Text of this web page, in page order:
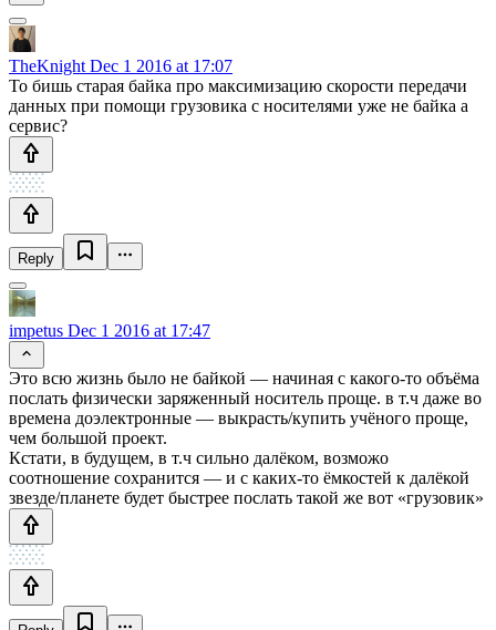
TheKnight Dec 1 2016 at 17:07
То бишь старая байка про максимизацию скорости передачи
данных при помощи грузовика с носителями уже не байка а
сервис?
Reply
impetus Dec 1 2016 at 17:47
Это всю жизнь было не байкой — начиная с какого-то объёма
послать физически заряженный носитель проще. в т.ч даже во
времена доэлектронные — выкрасть/купить учёного проще,
чем большой проект.
Кстати, в будущем, в т.ч сильно далёком, возможо
соотношение сохранится — и с каких-то ёмкостей к далёкой
звезде/планете будет быстрее послать такой же вот «грузовик»